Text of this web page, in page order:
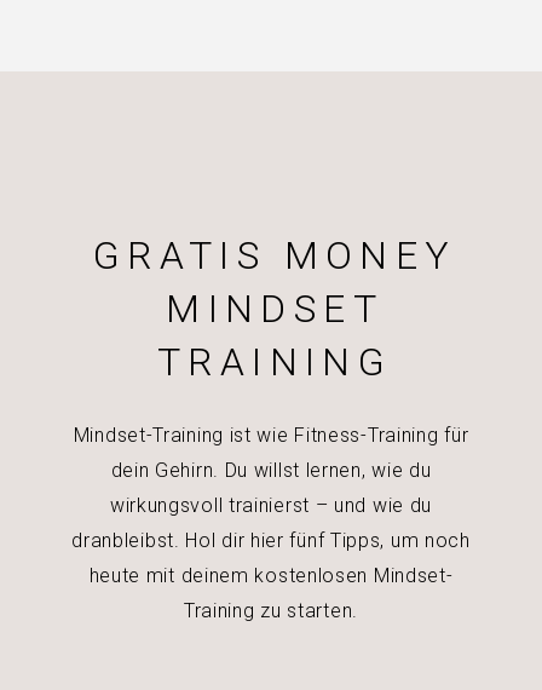
GRATIS MONEY
MINDSET
TRAINING
Mindset-Training ist wie Fitness-Training für
dein Gehirn. Du willst lernen, wie du
wirkungsvoll trainierst – und wie du
dranbleibst. Hol dir hier fünf Tipps, um noch
heute mit deinem kostenlosen Mindset-
Training zu starten.